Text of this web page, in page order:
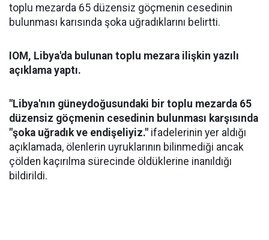
toplu mezarda 65 düzensiz göçmenin cesedinin
bulunması karısında şoka uğradıklarını belirtti.
IOM, Libya'da bulunan toplu mezara ilişkin yazılı
açıklama yaptı.
"Libya'nın güneydoğusundaki bir toplu mezarda 65
düzensiz göçmenin cesedinin bulunması karşısında
"şoka uğradık ve endişeliyiz." ifadelerinin yer aldığı
açıklamada, ölenlerin uyruklarının bilinmediği ancak
çölden kaçırılma sürecinde öldüklerine inanıldığı
bildirildi.